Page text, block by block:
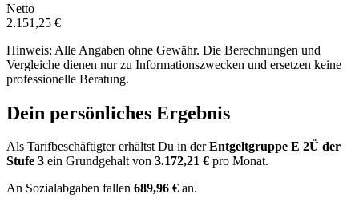
Netto
2.151,25 €
Hinweis: Alle Angaben ohne Gewähr. Die Berechnungen und
Vergleiche dienen nur zu Informationszwecken und ersetzen keine
professionelle Beratung.
Dein persönliches Ergebnis
Als Tarifbeschäftigter erhältst Du in derEntgeltgruppe E 2Ü der
Stufe 3 ein Grundgehalt von 3.172,21 € pro Monat.
An Sozialabgaben fallen 689,96 € an.